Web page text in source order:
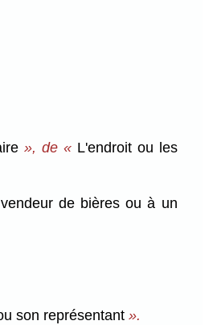
», de «L'endroit ou les
de bières ou à un
son représentant».